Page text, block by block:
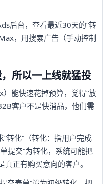
后台，查看最近30天的“转
，用搜索广告（手动控制
所以一上线就猛投
能快速花掉预算，觉得“放
客户不是快消品，他们需
转化”（转化：指用户完成
提交”为转化，系统可能把
正有购买意向的客户。